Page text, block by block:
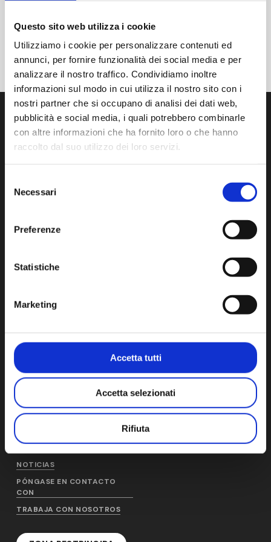
Questo sito web utilizza i cookie
Utilizziamo i cookie per personalizzare contenuti ed
annunci, per fornire funzionalità dei social media e per
analizzare il nostro traffico. Condividiamo inoltre
informazioni sul modo in cui utilizza il nostro sito con i
nostri partner che si occupano di analisi dei dati web,
pubblicità e social media, i quali potrebbero combinarle
con altre informazioni che ha fornito loro o che hanno
raccolto dal suo utilizzo dei loro servizi.
delNecessari
Preferenze
Statistiche
Marketing
Accetta tutti
Accetta selezionati
Rifiuta
contaminación en la sala limpia.
Tel:+39 02 872892.1
V.A.T. 02196040964 - C.F. 09191700153
AM
QUIÉNES SOMOS
HISTORIA
SOSTENIBILIDAD
PERSONAS
PRODUCTOS Y SERVICIOS
NOTICIAS
PÓNGASE EN CONTACTO
CON
TRABAJA CON NOSOTROS